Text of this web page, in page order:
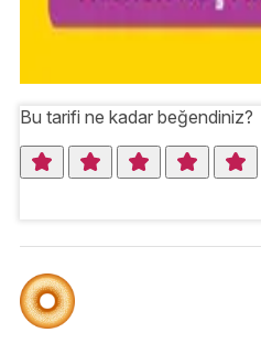
Bu tarifi ne kadar beğendiniz?